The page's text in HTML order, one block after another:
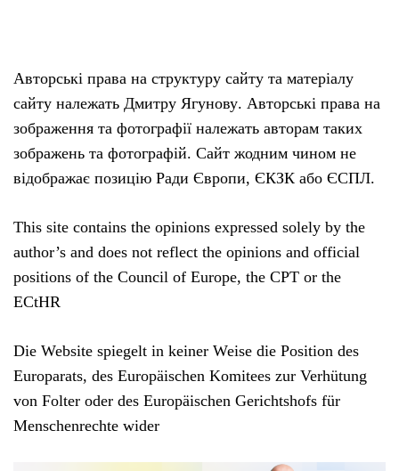
Авторські права на структуру сайту та матеріалу
сайту належать Дмитру Ягунову. Авторські права на
зображення та фотографії належать авторам таких
зображень та фотографій. Сайт жодним чином не
відображає позицію Ради Європи, ЄКЗК або ЄСПЛ.
This site contains the opinions expressed solely by the
author’s and does not reflect the opinions and official
positions of the Council of Europe, the CPT or the
ECtHR
Die Website spiegelt in keiner Weise die Position des
Europarats, des Europäischen Komitees zur Verhütung
von Folter oder des Europäischen Gerichtshofs für
Menschenrechte wider